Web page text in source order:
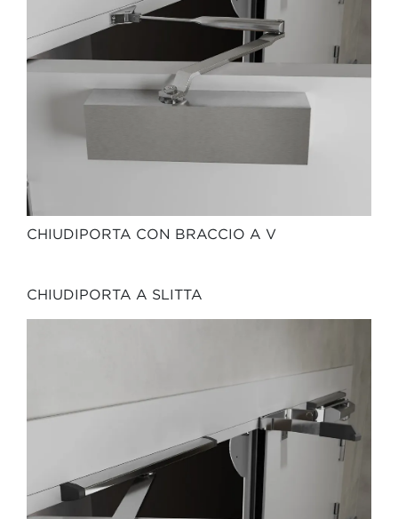
CHIUDIPORTA CON BRACCIO A V
CHIUDIPORTA A SLITTA